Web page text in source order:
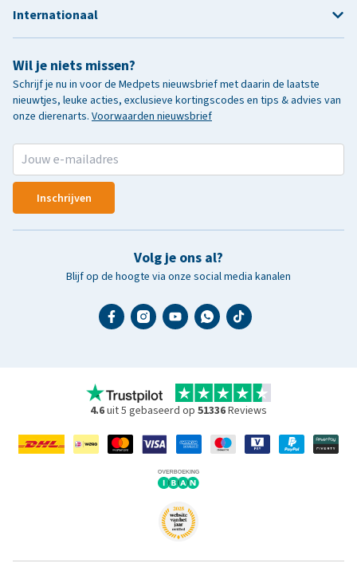
Wil je niets missen?
Schrijf je nu in voor de Medpets nieuwsbrief met daarin de laatste
nieuwtjes, leuke acties, exclusieve kortingscodes en tips & advies van
onze dierenarts. Voorwaarden nieuwsbrief
Inschrijven
Volg je ons al?
Blijf op de hoogte via onze social media kanalen
Internationaal
4.6uit 5 gebaseerd op 51336Reviews